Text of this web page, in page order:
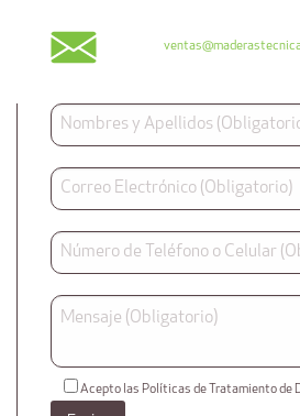
Acepto las Políticas de Tratamiento de